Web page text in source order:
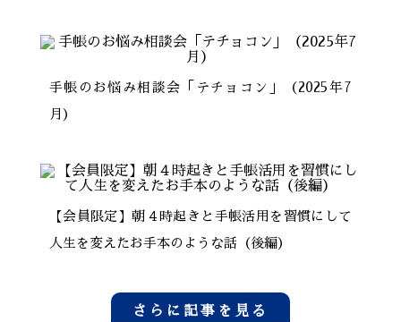
手帳のお悩み相談会「テチョコン」（2025年7
月）
【会員限定】朝４時起きと手帳活用を習慣にして
人生を変えたお手本のような話（後編）
さらに記事を見る